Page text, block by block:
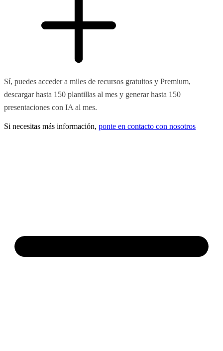
Sí, puedes acceder a miles de recursos gratuitos y Premium,
descargar hasta 150 plantillas al mes y generar hasta 150
presentaciones con IA al mes.
Si necesitas más información, ponte en contacto con nosotros